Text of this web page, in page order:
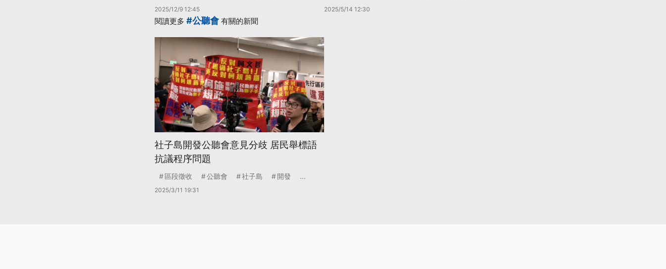
2025/12/9 12:45 2025/5/14 12:30
閱讀更多 #公聽會 有關的新聞
社子島開發公聽會意見分歧 居民舉標語
抗議程序問題
區段徵收 公聽會 社子島 開發 ...
2025/3/11 19:31